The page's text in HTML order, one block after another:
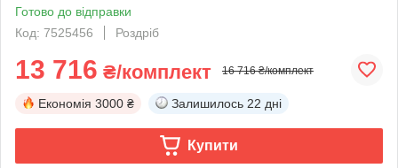
Готово до відправки
Код: 7525456
Роздріб
13 716 ₴/комплект 16 716 ₴/комплект
Економія 3000 ₴ Залишилось 22 дні
Купити